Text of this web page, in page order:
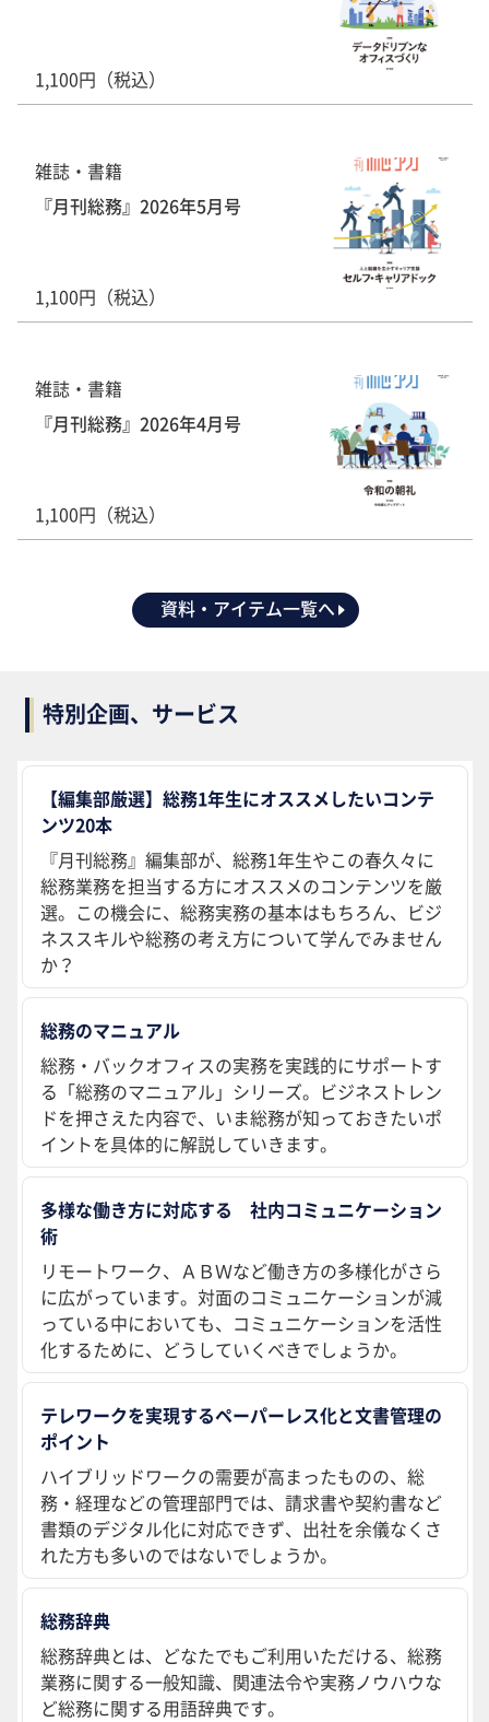
1,100円（税込）
雑誌・書籍
『月刊総務』2026年5月号
1,100円（税込）
雑誌・書籍
『月刊総務』2026年4月号
1,100円（税込）
資料・アイテム一覧へ
特別企画、サービス
【編集部厳選】総務1年生にオススメしたいコンテ
ンツ20本
『月刊総務』編集部が、総務1年生やこの春久々に
総務業務を担当する方にオススメのコンテンツを厳
選。この機会に、総務実務の基本はもちろん、ビジ
ネススキルや総務の考え方について学んでみません
か？
総務のマニュアル
総務・バックオフィスの実務を実践的にサポートす
る「総務のマニュアル」シリーズ。ビジネストレン
ドを押さえた内容で、いま総務が知っておきたいポ
イントを具体的に解説していきます。
多様な働き方に対応する 社内コミュニケーション
術
リモートワーク、ＡＢＷなど働き方の多様化がさら
に広がっています。対面のコミュニケーションが減
っている中においても、コミュニケーションを活性
化するために、どうしていくべきでしょうか。
テレワークを実現するペーパーレス化と文書管理の
ポイント
ハイブリッドワークの需要が高まったものの、総
務・経理などの管理部門では、請求書や契約書など
書類のデジタル化に対応できず、出社を余儀なくさ
れた方も多いのではないでしょうか。
総務辞典
総務辞典とは、どなたでもご利用いただける、総務
業務に関する一般知識、関連法令や実務ノウハウな
ど総務に関する用語辞典です。